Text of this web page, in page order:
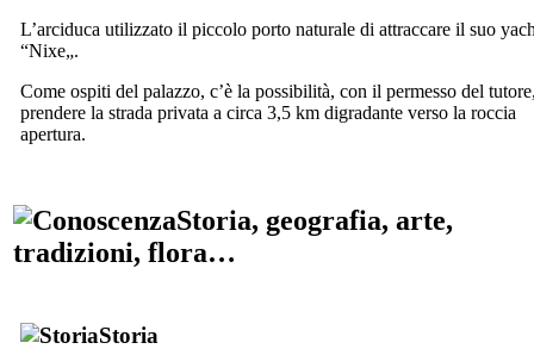
L’arciduca utilizzato il piccolo porto naturale di attraccare il suo
“Nixe„.
Come ospiti del palazzo, c’è la possibilità, con il permesso del
prendere la strada privata a circa 3,5 km digradante verso la roccia
apertura.
Storia, geografia, arte,
tradizioni, flora…
Storia